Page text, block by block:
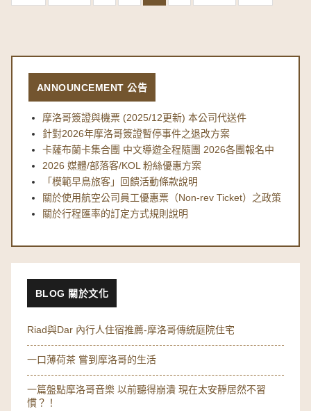
ANNOUNCEMENT 公告
摩洛哥簽證與機票 (2025/12更新) 本公司代送件
針對2026年摩洛哥簽證暫停事件之退改方案
卡薩布蘭卡集合團 中文導遊全程隨團 2026各團報名中
2026 媒體/部落客/KOL 粉絲優惠方案
「模範早鳥旅客」回饋活動條款說明
關於使用航空公司員工優惠票（Non-rev Ticket）之政策
關於行程匯率的訂定方式規則說明
BLOG 關於文化
Riad與Dar 內行人住宿推薦-摩洛哥傳統庭院住宅
一口薄荷茶 嘗到摩洛哥的生活
一篇盤點摩洛哥音樂 以前聽得崩潰 現在太安靜居然不習
慣？！